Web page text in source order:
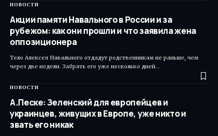
НОВОСТИ
Акции памяти Навального в России и за
рубежом: как они прошли и что заявила жена
оппозиционера
Тело Алексея Навального отдадут родственникам не раньше, чем
через две недели. Забрать его уже несколько дней…
НОВОСТИ
А.Песке: Зеленский для европейцев и
украинцев, живущих в Европе, уже никто и
звать его никак